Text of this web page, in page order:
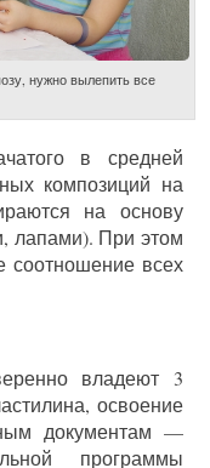
нужно вылепить все
в средней
композиций на
на основу
лапами). При этом
соотношение всех
владеют 3
освоение
документам —
программы